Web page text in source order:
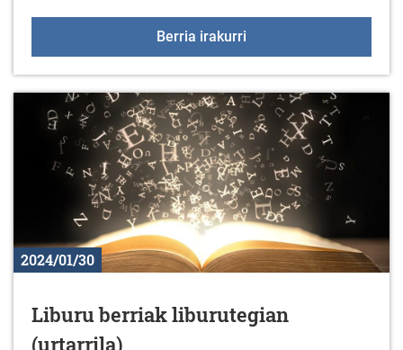
Berria irakurri
2024/01/30
Liburu berriak liburutegian
(urtarrila)